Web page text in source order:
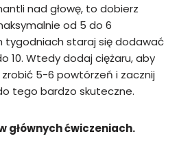
nad głowę, to dobierz
od 5 do 6
tygodniach staraj się dodawać
10. Wtedy dodaj ciężaru, aby
5-6 powtórzeń i zacznij
tego bardzo skuteczne.
głównych ćwiczeniach.